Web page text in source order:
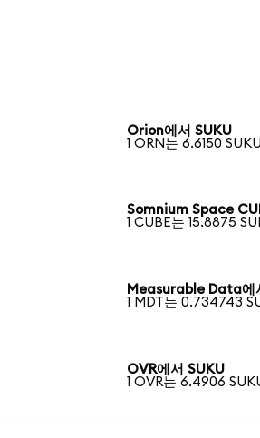
Orion에서 SUKU
1 ORN는 6.6150
Somnium Space
1 CUBE는 15.8875
Measurable Data에
1 MDT는 0.734743
OVR에서 SUKU
1 OVR는 6.4906